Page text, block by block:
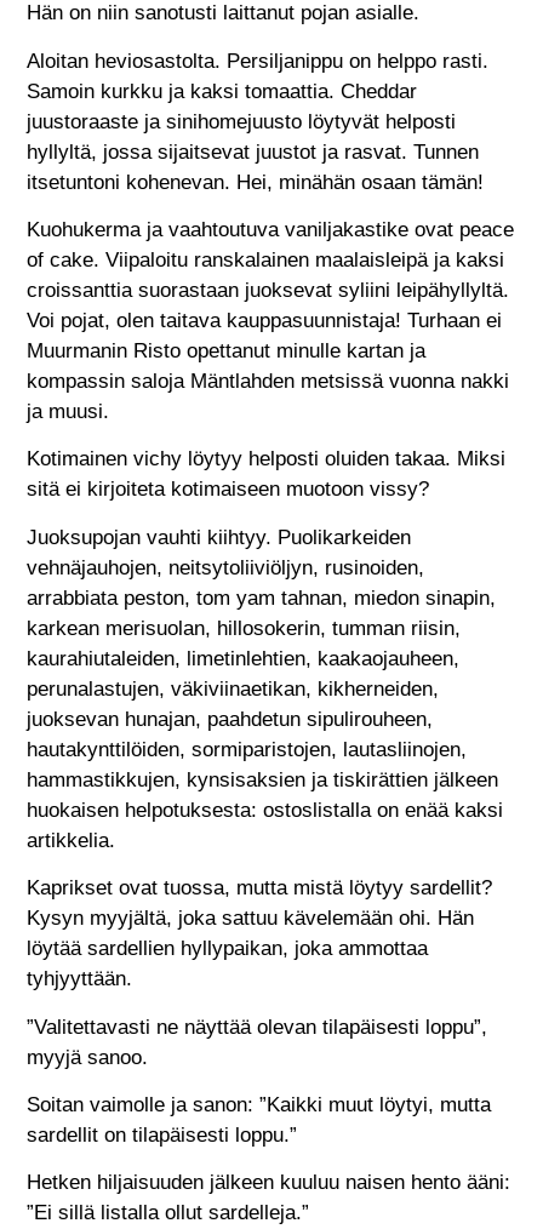
Hän on niin sanotusti laittanut pojan asialle.
Aloitan heviosastolta. Persiljanippu on helppo rasti.
Samoin kurkku ja kaksi tomaattia. Cheddar
juustoraaste ja sinihomejuusto löytyvät helposti
hyllyltä, jossa sijaitsevat juustot ja rasvat. Tunnen
itsetuntoni kohenevan. Hei, minähän osaan tämän!
Kuohukerma ja vaahtoutuva vaniljakastike ovat peace
of cake. Viipaloitu ranskalainen maalaisleipä ja kaksi
croissanttia suorastaan juoksevat syliini leipähyllyltä.
Voi pojat, olen taitava kauppasuunnistaja! Turhaan ei
Muurmanin Risto opettanut minulle kartan ja
kompassin saloja Mäntlahden metsissä vuonna nakki
ja muusi.
Kotimainen vichy löytyy helposti oluiden takaa. Miksi
sitä ei kirjoiteta kotimaiseen muotoon vissy?
Juoksupojan vauhti kiihtyy. Puolikarkeiden
vehnäjauhojen, neitsytoliiviöljyn, rusinoiden,
arrabbiata peston, tom yam tahnan, miedon sinapin,
karkean merisuolan, hillosokerin, tumman riisin,
kaurahiutaleiden, limetinlehtien, kaakaojauheen,
perunalastujen, väkiviinaetikan, kikherneiden,
juoksevan hunajan, paahdetun sipulirouheen,
hautakynttilöiden, sormiparistojen, lautasliinojen,
hammastikkujen, kynsisaksien ja tiskirättien jälkeen
huokaisen helpotuksesta: ostoslistalla on enää kaksi
artikkelia.
Kaprikset ovat tuossa, mutta mistä löytyy sardellit?
Kysyn myyjältä, joka sattuu kävelemään ohi. Hän
löytää sardellien hyllypaikan, joka ammottaa
tyhjyyttään.
”Valitettavasti ne näyttää olevan tilapäisesti loppu”,
myyjä sanoo.
Soitan vaimolle ja sanon: ”Kaikki muut löytyi, mutta
sardellit on tilapäisesti loppu.”
Hetken hiljaisuuden jälkeen kuuluu naisen hento ääni:
”Ei sillä listalla ollut sardelleja.”